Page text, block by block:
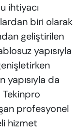
ihtiyacı
biri olarak
geliştirilen
yapısıyla
da
Tekinpro
profesyonel
hizmet